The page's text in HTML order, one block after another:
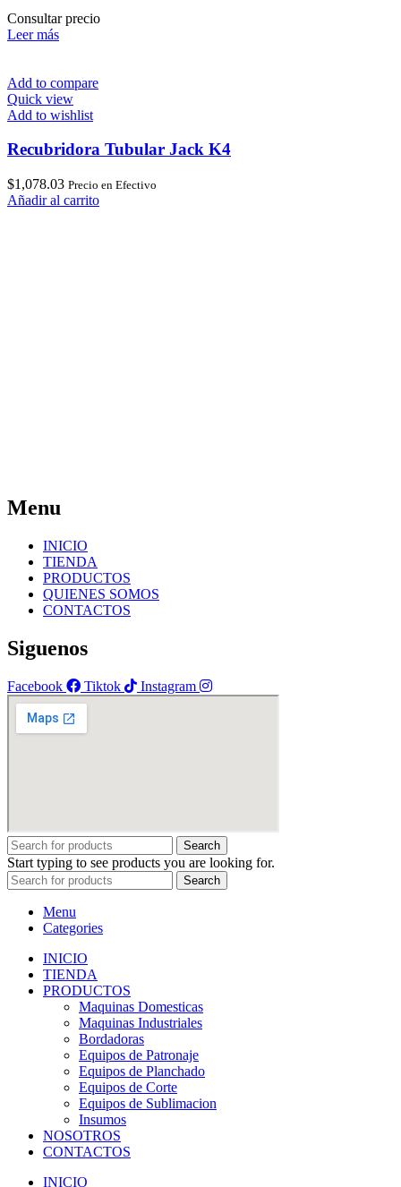
Consultar precio
Leer más
Add to compare
Quick view
Add to wishlist
Recubridora Tubular Jack K4
$1,078.03 Precio en Efectivo
Añadir al carrito
Menu
INICIO
TIENDA
PRODUCTOS
QUIENES SOMOS
CONTACTOS
Siguenos
Facebook Tiktok Instagram
Search
Start typing to see products you are looking for.
Search
Menu
Categories
INICIO
TIENDA
PRODUCTOS
Maquinas Domesticas
Maquinas Industriales
Bordadoras
Equipos de Patronaje
Equipos de Planchado
Equipos de Corte
Equipos de Sublimacion
Insumos
NOSOTROS
CONTACTOS
INICIO